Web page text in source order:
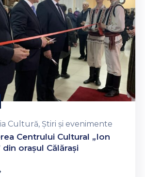
Cultură‚ Știri și evenimente
Centrului Cultural „Ion
din orașul Călărași